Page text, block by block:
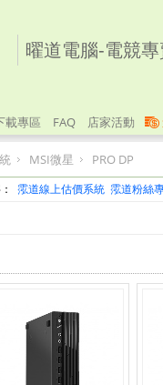
曜道電腦-電競
載專區 FAQ 店家活動
MSI微星 PRO DP
霐道線上估價系統 霐道粉絲